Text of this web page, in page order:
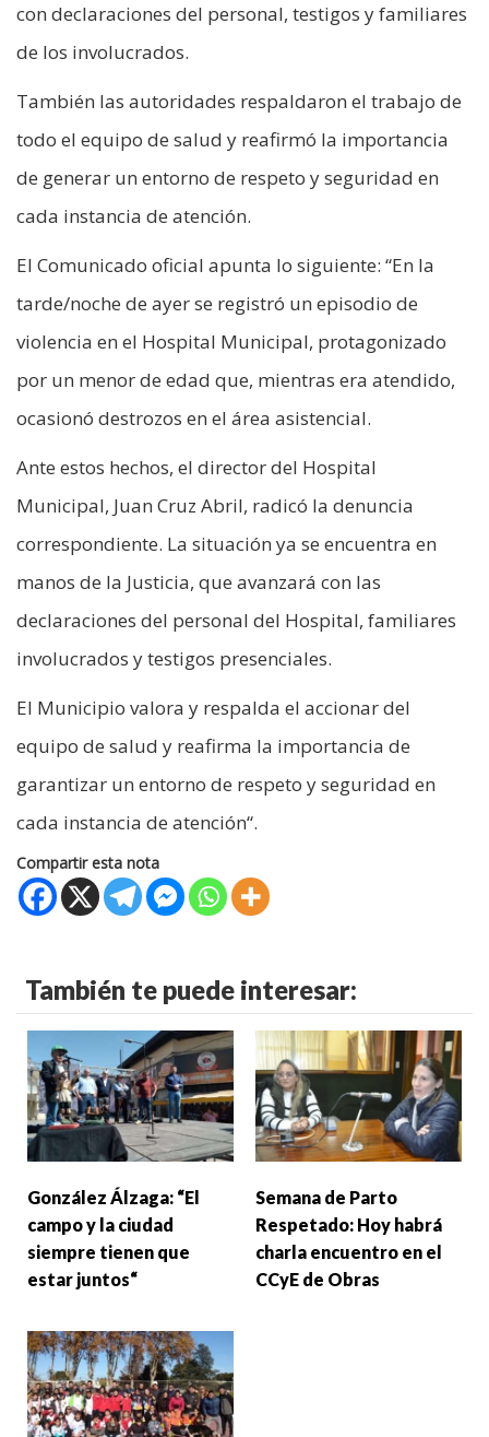
con declaraciones del personal, testigos y familiares
de los involucrados.
También las autoridades respaldaron el trabajo de
todo el equipo de salud y reafirmó la importancia
de generar un entorno de respeto y seguridad en
cada instancia de atención.
El Comunicado oficial apunta lo siguiente: “En la
tarde/noche de ayer se registró un episodio de
violencia en el Hospital Municipal, protagonizado
por un menor de edad que, mientras era atendido,
ocasionó destrozos en el área asistencial.
Ante estos hechos, el director del Hospital
Municipal, Juan Cruz Abril, radicó la denuncia
correspondiente. La situación ya se encuentra en
manos de la Justicia, que avanzará con las
declaraciones del personal del Hospital, familiares
involucrados y testigos presenciales.
El Municipio valora y respalda el accionar del
equipo de salud y reafirma la importancia de
garantizar un entorno de respeto y seguridad en
cada instancia de atención“.
Compartir esta nota
También te puede interesar:
González Álzaga: “El
campo y la ciudad
siempre tienen que
estar juntos“
Semana de Parto
Respetado: Hoy habrá
charla encuentro en el
CCyE de Obras